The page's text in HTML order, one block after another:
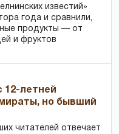
известий»
года и сравнили,
продукты — от
и фруктов
12-летней
но бывший
читателей отвечает